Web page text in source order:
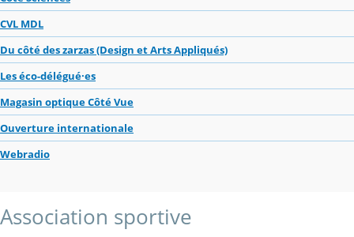
CVL MDL
Du côté des zarzas (Design et Arts Appliqués)
Les éco-délégué·es
Magasin optique Côté Vue
Ouverture internationale
Webradio
Association sportive